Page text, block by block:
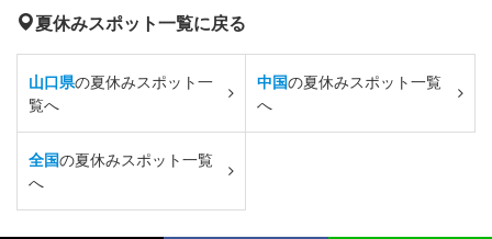
夏休みスポット一覧に戻る
山口県の夏休みスポット一
覧へ
中国の夏休みスポット一覧
へ
全国の夏休みスポット一覧
へ